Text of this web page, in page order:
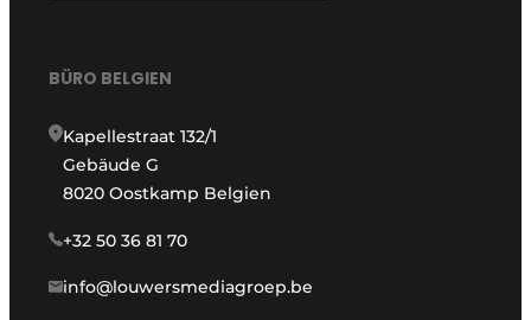
BÜRO BELGIEN
Kapellestraat 132/1
Gebäude G
8020 Oostkamp Belgien
+32 50 36 81 70
info@louwersmediagroep.be